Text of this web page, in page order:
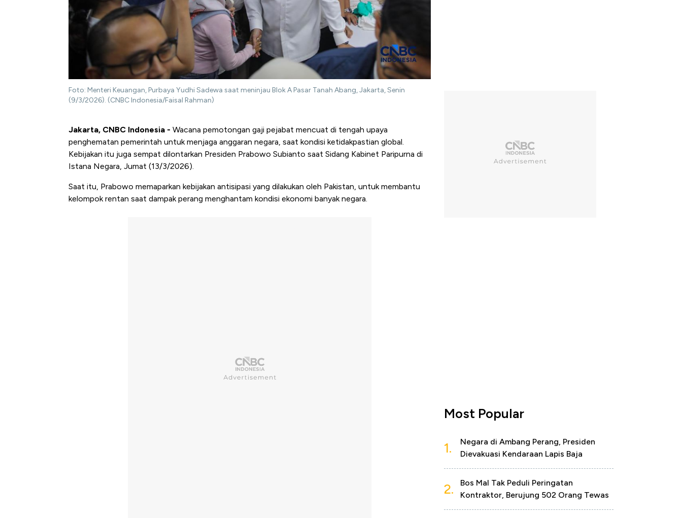
Foto: Menteri Keuangan, Purbaya Yudhi Sadewa saat meninjau Blok A Pasar Tanah Abang, Jakarta, Senin
(9/3/2026). (CNBC Indonesia/Faisal Rahman)
Jakarta, CNBC Indonesia - Wacana pemotongan gaji pejabat mencuat di tengah upaya
penghematan pemerintah untuk menjaga anggaran negara, saat kondisi ketidakpastian global.
Kebijakan itu juga sempat dilontarkan Presiden Prabowo Subianto saat Sidang Kabinet Paripurna di
Istana Negara, Jumat (13/3/2026).
Saat itu, Prabowo memaparkan kebijakan antisipasi yang dilakukan oleh Pakistan, untuk membantu
kelompok rentan saat dampak perang menghantam kondisi ekonomi banyak negara.
Most Popular
1.
Negara di Ambang Perang, Presiden
Dievakuasi Kendaraan Lapis Baja
2.
Bos Mal Tak Peduli Peringatan
Kontraktor, Berujung 502 Orang Tewas